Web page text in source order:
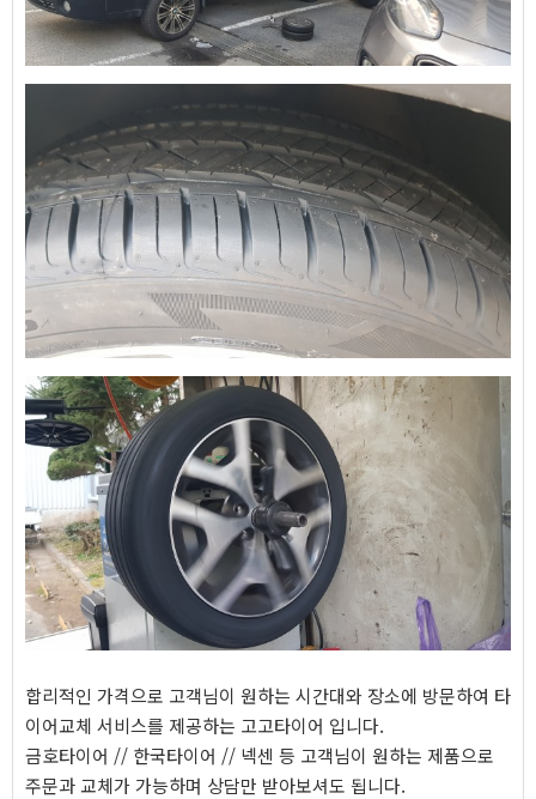
합리적인 가격으로 고객님이 원하는 시간대와 장소에 방문하여 타
이어교체 서비스를 제공하는 고고타이어 입니다.
금호타이어 // 한국타이어 // 넥센 등 고객님이 원하는 제품으로
주문과 교체가 가능하며 상담만 받아보셔도 됩니다.